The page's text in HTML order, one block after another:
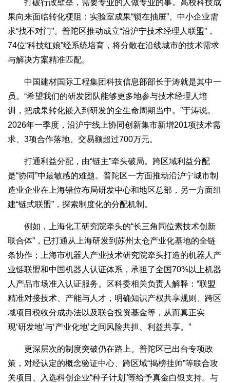
打破行政壁垒，需要专业的人做专业的事。高校科技成
果向来面临转化梗阻：实验室成果“锁在抽屉”、中小企业需
求“找不对门”。普陀区推动成立“沿沪宁技术经理人联盟”，
74位“科技红娘”经系统培育，将分散在沿线城市的技术需求
与解决方案精准匹配。
中国建材国际工程集团科技信息部部长于涛就是其中一
员。“希望我们的研发团队能够更多地参与技术经理人培
训，把成果转化嵌入到研发的全生命周期当中。”于涛说。
2026年一季度，沿沪宁线上协同创新集市新增201项技术需
求、3项合作落地、交易额超过700万元。
打通利益分配，由“链主”牵头破局。跨区域利益分配
是“协同”中最敏感的难题。普陀区一方面推动沿沪宁城市制
造业企业在上海错位布局研发中心和地区总部，另一方面组
建“链式联盟”，探索制度化的分配机制。
例如，上海化工研究院牵头的“长三角同位素技术创新
联合体”，已打通从上海研发到苏州太仓产业化基地的全链
条协作；上海市机器人产业技术研究院牵头打造的机器人产
业链联盟和中国机器人认证体系，承担了全国70%以上机器
人产品市场准入认证服务。区科委相关负责人解释：“联盟
精准对接技术、产能与人才，明确知识产权共享规则、跨区
域项目税收分成办法以及联合投资基金等，从而真正实
现‘研发地’与‘产业化地’之间风险共担、利益共享。”
更深层次的制度突破仍在路上。普陀区已出台专项政
策，对经认定的概念验证中心、跨区域“揭榜挂帅”等联合攻
关项目、入选科创企业“种子计划”等给予真金白银支持。与